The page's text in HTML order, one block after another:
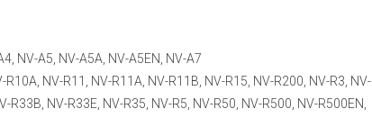
NV-A5, NV-A5A, NV-A5EN, NV-A7
NV-R11, NV-R11A, NV-R11B, NV-R15, NV-R200, NV-R3, NV-
NV-R33E, NV-R35, NV-R5, NV-R50, NV-R500, NV-R500EN,